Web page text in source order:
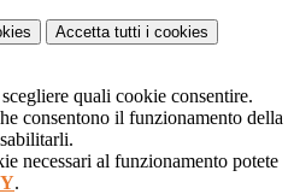
Accetta tutti i cookies
quali cookie consentire.
consentono il funzionamento della
necessari al funzionamento potete
.